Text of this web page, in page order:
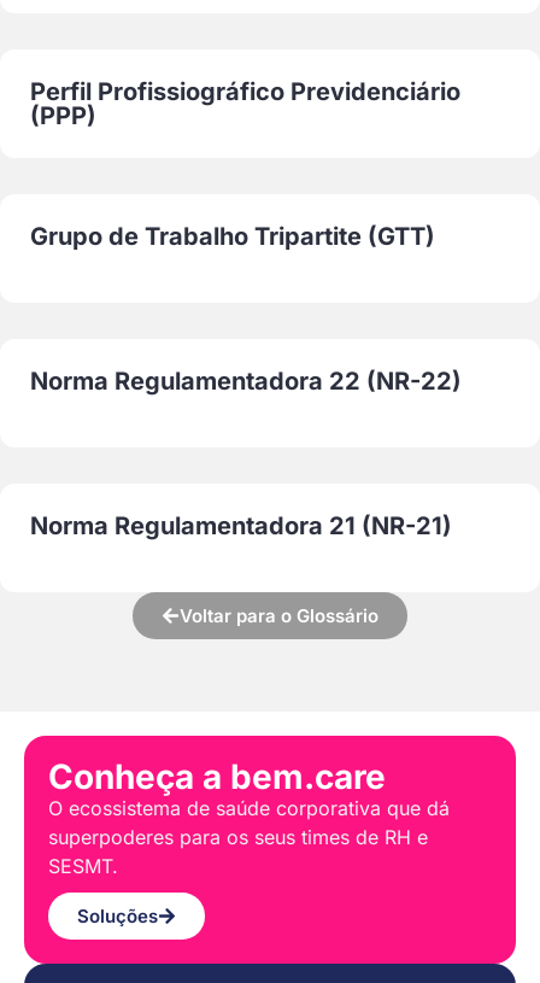
Perfil Profissiográfico Previdenciário
(PPP)
Grupo de Trabalho Tripartite (GTT)
Norma Regulamentadora 22 (NR-22)
Norma Regulamentadora 21 (NR-21)
Voltar para o Glossário
Conheça a bem.care
O ecossistema de saúde corporativa que dá
superpoderes para os seus times de RH e
SESMT.
Soluções